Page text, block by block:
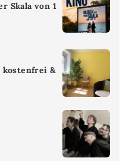
Skala von 1
kostenfrei &